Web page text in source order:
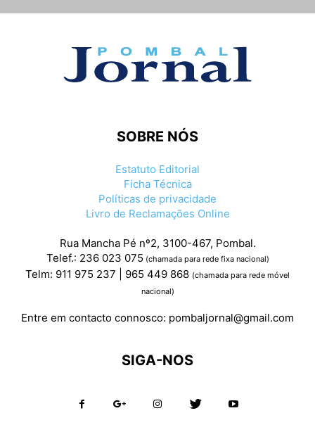
SOBRE NÓS
Estatuto Editorial
Ficha Técnica
Políticas de privacidade
Livro de Reclamações Online
Rua Mancha Pé nº2, 3100-467, Pombal.
Telef.: 236 023 075 (chamada para rede fixa nacional)
Telm: 911 975 237 | 965 449 868 (chamada para rede móvel
nacional)
Entre em contacto connosco: pombaljornal@gmail.com
SIGA-NOS